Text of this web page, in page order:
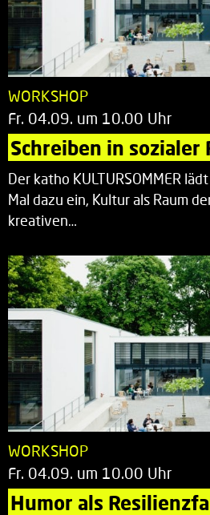
WORKSHOP
Fr. 04.09. um 10.00 Uhr
Schreiben in sozialer
Der katho KULTURSOMMER
Mal dazu ein, Kultur als Raum
kreativen…
WORKSHOP
Fr. 04.09. um 10.00 Uhr
Humor als